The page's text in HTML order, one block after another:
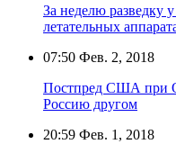
За неделю разведку
летательных
07:50 Фев. 2, 2018
Постпред США при
Россию другом
20:59 Фев. 1, 2018